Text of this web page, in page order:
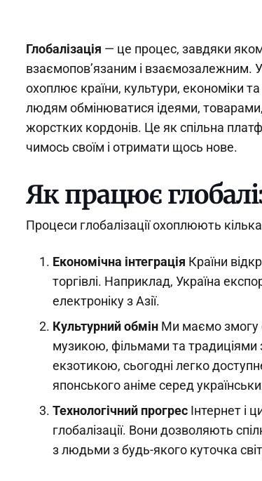
Глобалізація — це процес, завдяки
взаємопов’язаним і взаємозалежним.
охоплює країни, культури, економіки та
людям обмінюватися ідеями,
жорстких кордонів. Це як спільна
чимось своїм і отримати щось нове.
Як працює
Процеси глобалізації охоплюють
Економічна інтеграція Країни
торгівлі. Наприклад, Україна
електроніку з Азії.
Культурний обмін Ми маємо змогу
музикою, фільмами та традиціями
екзотикою, сьогодні легко
японського аніме серед
Технологічний прогрес Інтернет і
глобалізації. Вони дозволяють
з людьми з будь-якого куточка